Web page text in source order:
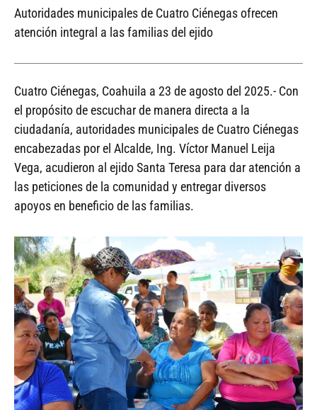
Autoridades municipales de Cuatro Ciénegas ofrecen
atención integral a las familias del ejido
Cuatro Ciénegas, Coahuila a 23 de agosto del 2025.- Con
el propósito de escuchar de manera directa a la
ciudadanía, autoridades municipales de Cuatro Ciénegas
encabezadas por el Alcalde, Ing. Víctor Manuel Leija
Vega, acudieron al ejido Santa Teresa para dar atención a
las peticiones de la comunidad y entregar diversos
apoyos en beneficio de las familias.